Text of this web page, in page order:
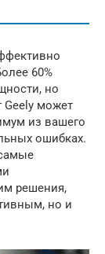
60%
но
Geely может
из вашего
ошибках.
решения,
но и